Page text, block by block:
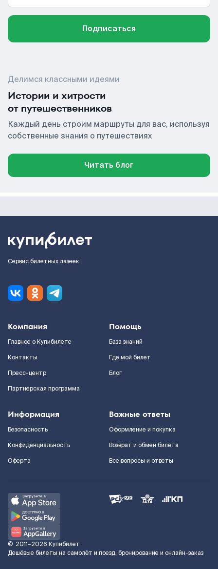
Подписаться
Делимся классными идеями
Истории и хитрости
от путешественников
Каждый день строим маршруты для вас, используя
собственные знания о путешествиях
Читать блог
Сервис билетных лазеек
Компания
Главное о Купибилете
Контакты
Пресс-центр
Партнерская программа
Помощь
База знаний
Где мой билет
Блог
Информация
Безопасность
Конфиденциальность
Оферта
Важные ответы
Оформление и покупка
Возврат и обмен билета
Все вопросы и ответы
© 2011–2026 Купибилет
Дешёвые билеты на самолёт и поезд, бронирование и онлайн-заказ